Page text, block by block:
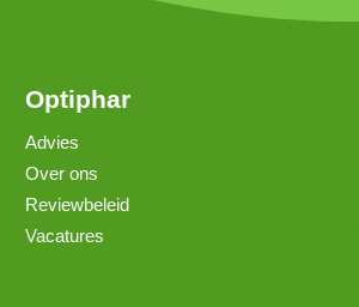
Optiphar
Advies
Over ons
Reviewbeleid
Vacatures